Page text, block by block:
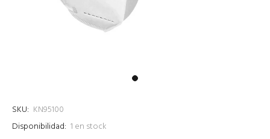
SKU: KN95100
Disponibilidad: 1 en stock